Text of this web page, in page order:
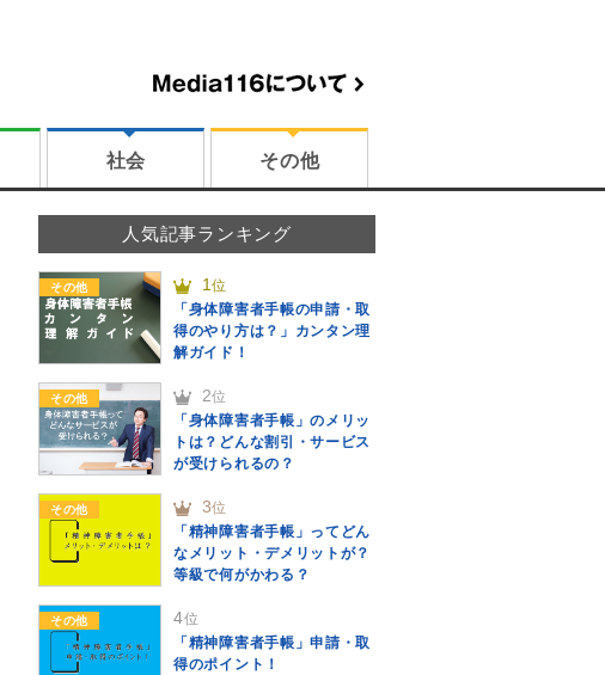
社会 その他
人気記事ランキング
その他 1位
「身体障害者手帳の申請・取
得のやり方は？」カンタン理
解ガイド！
その他 2位
「身体障害者手帳」のメリッ
トは？どんな割引・サービス
が受けられるの？
その他 3位
「精神障害者手帳」ってどん
なメリット・デメリットが？
等級で何がかわる？
その他 4位
「精神障害者手帳」申請・取
得のポイント！